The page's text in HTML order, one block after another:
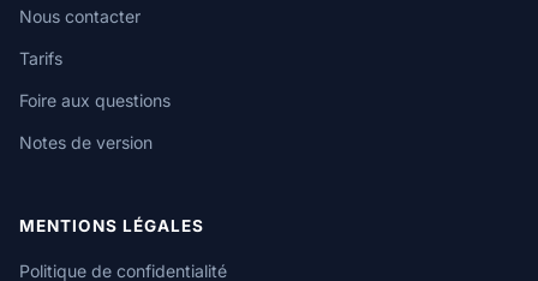
Nous contacter
Tarifs
Foire aux questions
Notes de version
MENTIONS LÉGALES
Politique de confidentialité